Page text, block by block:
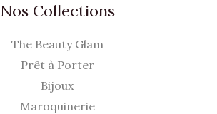
Nos Collections
The Beauty Glam
Prêt à Porter
Bijoux
Maroquinerie